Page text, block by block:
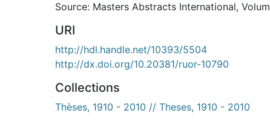
Source: Masters Abstracts International,
URI
http://hdl.handle.net/10393/5504
http://dx.doi.org/10.20381/ruor-10790
Collections
Thèses, 1910 - 2010 // Theses, 1910 - 2010